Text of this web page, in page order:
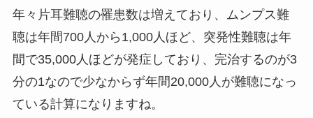
年々片耳難聴の罹患数は増えており、ムンプス難
聴は年間700人から1,000人ほど、突発性難聴は年
間で35,000人ほどが発症しており、完治するのが3
分の1なので少なからず年間20,000人が難聴になっ
ている計算になりますね。